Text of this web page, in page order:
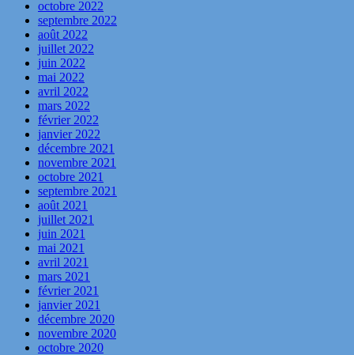
octobre 2022
septembre 2022
août 2022
juillet 2022
juin 2022
mai 2022
avril 2022
mars 2022
février 2022
janvier 2022
décembre 2021
novembre 2021
octobre 2021
septembre 2021
août 2021
juillet 2021
juin 2021
mai 2021
avril 2021
mars 2021
février 2021
janvier 2021
décembre 2020
novembre 2020
octobre 2020